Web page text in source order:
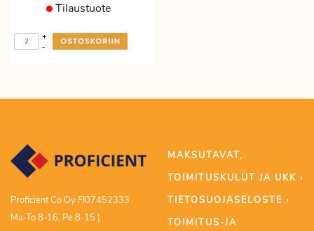
Tilaustuote
-
+
Proficient Co Oy FI07452333
Ma-To 8-16, Pe 8-15 |
MAKSUTAVAT,
TOIMITUSKULUT JA UKK ›
TIETOSUOJASELOSTE ›
TOIMITUS-JA